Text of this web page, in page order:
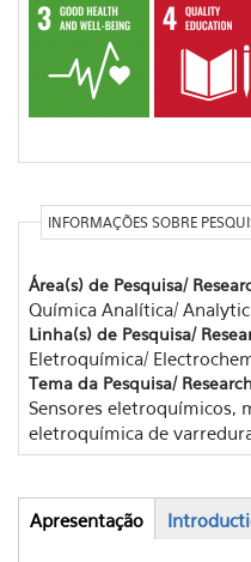
INFORMAÇÕES SOBRE
Área(s) de Pesquisa/
Química Analítica/
Linha(s) de Pesquisa/
Eletroquímica/
Tema da Pesquisa/
Sensores eletroquímicos,
eletroquímica de
Abas
Apresentação (aba
ativa)